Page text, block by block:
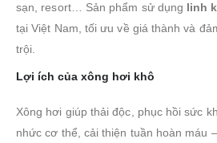
sạn, resort… Sản phẩm sử dụng linh
tại Việt Nam, tối ưu về giá thành và
trội.
Lợi ích của xông hơi khô
Xông hơi giúp thải độc, phục hồi sức
nhức cơ thể, cải thiện tuần hoàn máu